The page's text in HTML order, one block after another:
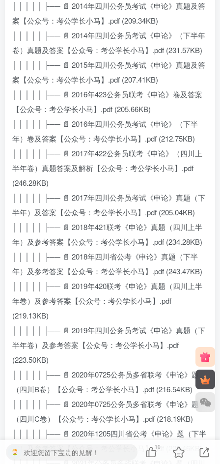
│ │ │ │ │ ├── 📄 2014年四川公务员考试《申论》真题及答
案【公众号：考公学长小马】.pdf (209.34KB)
│ │ │ │ │ ├── 📄 2014年四川公务员考试《申论》（下半年
卷）真题及答案【公众号：考公学长小马】.pdf (231.57KB)
│ │ │ │ │ ├── 📄 2015年四川公务员考试《申论》真题及答
案【公众号：考公学长小马】.pdf (207.41KB)
│ │ │ │ │ ├── 📄 2016年423公务员联考《申论》卷及答案
【公众号：考公学长小马】.pdf (205.66KB)
│ │ │ │ │ ├── 📄 2016年四川公务员考试《申论》（下半
年）卷及答案【公众号：考公学长小马】.pdf (212.75KB)
│ │ │ │ │ ├── 📄 2017年422公务员联考《申论》（四川上
半年卷）真题答案及解析【公众号：考公学长小马】.pdf
(246.28KB)
│ │ │ │ │ ├── 📄 2017年四川公务员考试《申论》真题（下
半年）及答案【公众号：考公学长小马】.pdf (205.04KB)
│ │ │ │ │ ├── 📄 2018年421联考《申论》真题（四川上半
年）及参考答案【公众号：考公学长小马】.pdf (234.28KB)
│ │ │ │ │ ├── 📄 2018年四川省公考《申论》真题（下半
年）及参考答案【公众号：考公学长小马】.pdf (243.47KB)
│ │ │ │ │ ├── 📄 2019年420联考《申论》真题（四川上半
年卷）及参考答案【公众号：考公学长小马】.pdf
(219.13KB)
│ │ │ │ │ ├── 📄 2019年四川公务员考试《申论》真题（下
半年卷）及参考答案【公众号：考公学长小马】.pdf
(223.50KB)
│ │ │ │ │ ├── 📄 2020年0725公务员多省联考《申论》题
（四川B卷）【公众号：考公学长小马】.pdf (216.54KB)
│ │ │ │ │ ├── 📄 2020年0725公务员多省联考《申论》题
（四川C卷）【公众号：考公学长小马】.pdf (218.19KB)
│ │ │ │ │ ├── 📄 2020年1205四川省公考《申论》题（下半
年）及参考答案【公众号：考公学长小马】.pdf (228.46KB)
欢迎您留下宝贵的见解！
10